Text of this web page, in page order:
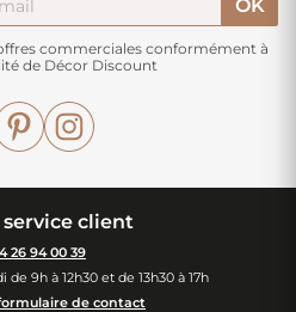
commerciales conformément à
de Décor Discount
Pinterest
client
26 94 00 39
9h à 12h30 et de 13h30 à 17h
de contact